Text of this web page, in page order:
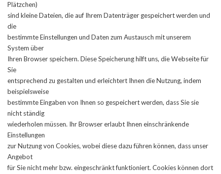
Plätzchen)
sind kleine Dateien, die auf Ihrem Datenträger gespeichert werden und
die
bestimmte Einstellungen und Daten zum Austausch mit unserem
System über
Ihren Browser speichern. Diese Speicherung hilft uns, die Webseite für
Sie
entsprechend zu gestalten und erleichtert Ihnen die Nutzung, indem
beispielsweise
bestimmte Eingaben von Ihnen so gespeichert werden, dass Sie sie
nicht ständig
wiederholen müssen. Ihr Browser erlaubt Ihnen einschränkende
Einstellungen
zur Nutzung von Cookies, wobei diese dazu führen können, dass unser
Angebot
für Sie nicht mehr bzw. eingeschränkt funktioniert. Cookies können dort